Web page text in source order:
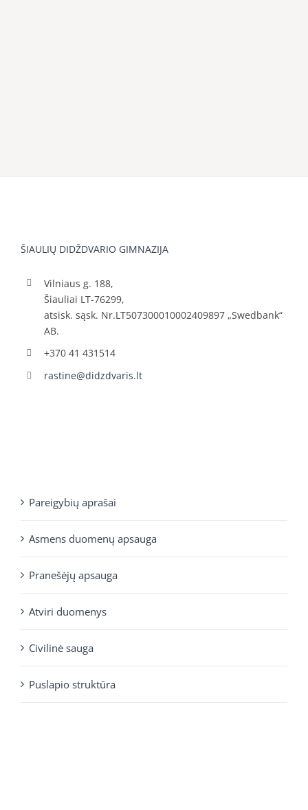
ŠIAULIŲ DIDŽDVARIO GIMNAZIJA
Vilniaus g. 188,
Šiauliai LT-76299,
atsisk. sąsk. Nr.LT507300010002409897 „Swedbank“
AB.
+370 41 431514
rastine@didzdvaris.lt
Pareigybių aprašai
Asmens duomenų apsauga
Pranešėjų apsauga
Atviri duomenys
Civilinė sauga
Puslapio struktūra